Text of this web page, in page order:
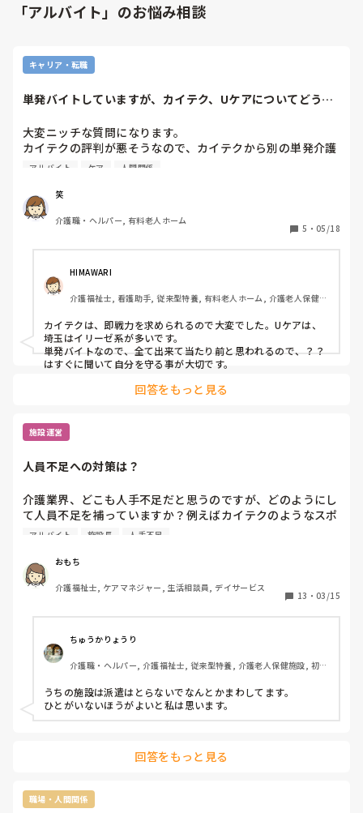
「アルバイト」のお悩み相談
キャリア・転職
単発バイトしていますが、カイテク、Uケアについてどう思
大変ニッチな質問になります。
カイテクの評判が悪そうなので、カイテクから別の単発介護
バイトに移ろうかと思っています。
以前はカイテクにいたけど、Uケアのしごとをやっている方
いらっしゃいましたら、ご意見をお聞かせください。
また、事業者側の方で、カイテク、Uケアについてどうお考
アルバイト ケア 人間関係
笑
介護職・ヘルパー, 有料老人ホーム
5 ・ 05/18
HIMAWARI
介護福祉士, 看護助手, 従来型特養, 有料老人ホーム, 介護老人保健施
院, 初任者研修, 実務者研修, ユニット型特養, 小規模多機能型居宅介
護
カイテクは、即戦力を求められるので大変でした。Uケアは、
埼玉はイリーゼ系が多いです。
単発バイトなので、全て出来て当たり前と思われるので、？？
はすぐに聞いて自分を守る事が大切です。
回答をもっと見る
施設運営
人員不足への対策は？
介護業界、どこも人手不足だと思うのですが、どのようにし
て人員不足を補っていますか？例えばカイテクのようなスポ
ットバイトに入ってもらうとか、施設長や事務員も現場に出
か。。皆さんの事業所ではどのように対応していますか？
アルバイト 施設長 人手不足
おもち
介護福祉士, ケアマネジャー, 生活相談員, デイサービス
13 ・ 03/15
ちゅうかりょうり
介護職・ヘルパー, 介護福祉士, 従来型特養, 介護老人保健施設, 初任
うちの施設は派遣はとらないでなんとかまわしてます。
ひとがいないほうがよいと私は思います。
回答をもっと見る
職場・人間関係